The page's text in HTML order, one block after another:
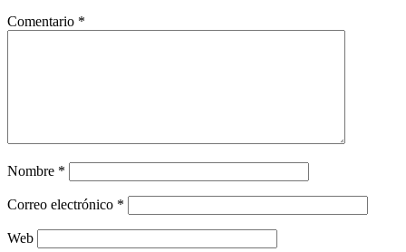
Comentario *
Nombre *
Correo electrónico *
Web